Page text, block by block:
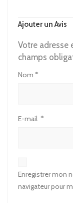
Ajouter un Avis
Votre adresse
champs
Nom *
E-mail *
Enregistrer mon
navigateur pour